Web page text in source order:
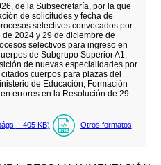
de la Subsecretaría, por la que
de solicitudes y fecha de
selectivos convocados por
2024 y 29 de diciembre de
selectivos para ingreso en
de Subgrupo Superior A1,
de nuevas especialidades por
cuerpos para plazas del
de Educación, Formación
errores en la Resolución de 29
- 405 KB) Otros formatos